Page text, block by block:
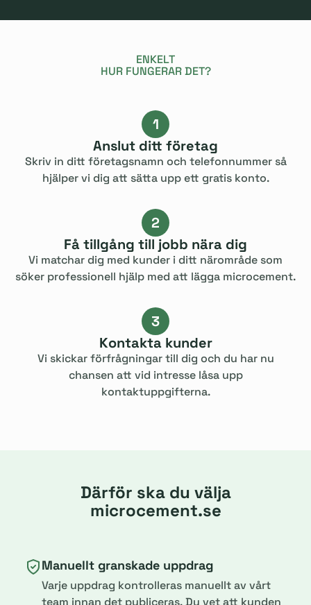
ENKELT
HUR FUNGERAR DET?
1
Anslut ditt företag
Skriv in ditt företagsnamn och telefonnummer så
hjälper vi dig att sätta upp ett gratis konto.
2
Få tillgång till jobb nära dig
Vi matchar dig med kunder i ditt närområde som
söker professionell hjälp med att lägga microcement.
3
Kontakta kunder
Vi skickar förfrågningar till dig och du har nu
chansen att vid intresse låsa upp
kontaktuppgifterna.
Därför ska du välja
microcement.se
Manuellt granskade uppdrag
Varje uppdrag kontrolleras manuellt av vårt
team innan det publiceras. Du vet att kunden